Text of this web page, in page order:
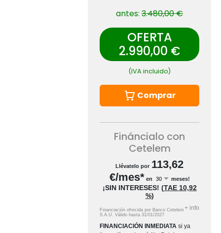
antes:3.480,00 €
OFERTA
2.990,00 €
(IVA incluido)
Comprar
Fináncialo con
Cetelem
Llévatelo por 113,62
€/mes* en meses!
¡SIN INTERESES! (TAE 10,92
%)
Financiación ofrecida por Banco Cetelem
S.A.U.Válido hasta31/01/2027
+ info
FINANCIACIÓN INMEDIATA si ya